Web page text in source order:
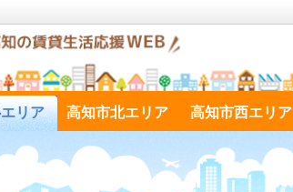
リア 高知市北エリア 高知市西エリア